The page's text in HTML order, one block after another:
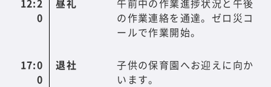
12:2
0
昼礼
午前中の作業進捗状況と午後
の作業連絡を通達。ゼロ災コ
ールで作業開始。
17:0
0
退社
子供の保育園へお迎えに向か
います。